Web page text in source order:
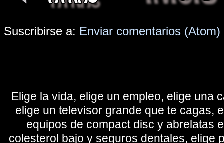
Suscribirse a: Enviar comentarios (Atom)
Elige la vida, elige un empleo, elige una
elige un televisor grande que te cagas,
equipos de compact disc y abrelatas
colesterol bajo y seguros dentales, elige